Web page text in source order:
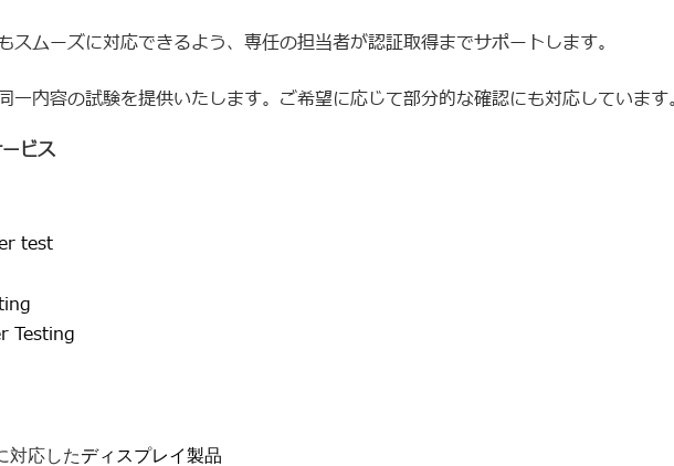
スムーズに対応できるよう、専任の担当者が認証取得までサポートします。
一内容の試験を提供いたします。ご希望に応じて部分的な確認にも対応しています
ビス
test
Testing
対応したディスプレイ製品